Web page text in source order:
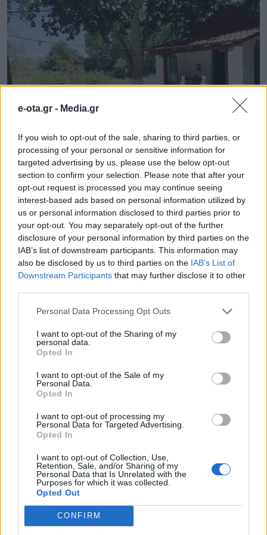
e-ota.gr - Media.gr
If you wish to opt-out of the sale, sharing to third parties, or
processing of your personal or sensitive information for
targeted advertising by us, please use the below opt-out
section to confirm your selection. Please note that after your
opt-out request is processed you may continue seeing
interest-based ads based on personal information utilized by
us or personal information disclosed to third parties prior to
your opt-out. You may separately opt-out of the further
disclosure of your personal information by third parties on the
IAB’s list of downstream participants. This information may
also be disclosed by us to third parties on the IAB’s List of
Downstream Participants that may further disclose it to other
Personal Data Processing Opt Outs
I want to opt-out of the Sharing of my
personal data.
Opted In
I want to opt-out of the Sale of my
Personal Data.
Opted In
I want to opt-out of processing my
Personal Data for Targeted Advertising.
Opted In
I want to opt-out of Collection, Use,
Retention, Sale, and/or Sharing of my
Personal Data that Is Unrelated with the
Purposes for which it was collected.
Opted Out
CONFIRM
Δήμος Δοξάτου: Συνεχίζονται οι
εργασίες εξωραϊσμού
Οι εργασίες εξωραϊσμού και η τοποθέτηση του
αστικού εξοπλισμού προχωρούν σε όλες τις Τοπικές
Κοινότητες του Δήμου Δοξάτου! Σύμφωνα με τον
Δήμαρχο Γιώργο Βογιατζή: Ήδη ολοκληρώθηκαν
παρεμβάσεις σε: – Καλαμώνα – Βαθύσπηλο – Δοξάτο –
Άγιο Αθανάσιο – Καλαμπάκι Και έπεται συνέχεια στα
υπόλοιπα χωριά. – Νέος αστικός εξοπλισμός –
Καλλωπισμός & συντήρηση χώρων – […]
12.08.2025 - 10.19
Δοξάτο: Ο Δήμος υλοποιεί
Εικαστική Δράση Ανακύκλωσης
κοινότητας σε θέματα ανακύκλωσης
15.04.2025 - 12.33